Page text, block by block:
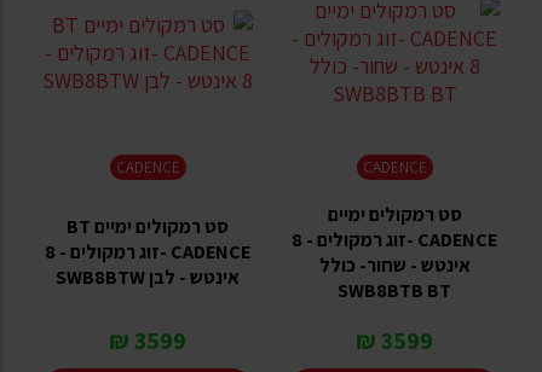
CADENCE
סט רמקולים ימיים
CADENCE -זוג רמקולים - 8
אינטש - שחור- כולל
SWB8BTB BT
3599 ₪
CADENCE
סט רמקולים ימיים BT
CADENCE -זוג רמקולים - 8
אינטש - לבן SWB8BTW
3599 ₪